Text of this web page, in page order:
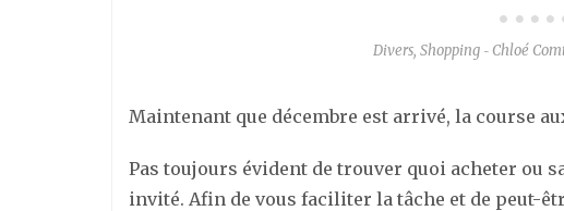
Divers, Shopping - Chloé
Maintenant que décembre est arrivé, la course
Pas toujours évident de trouver quoi acheter ou
invité. Afin de vous faciliter la tâche et de peut-